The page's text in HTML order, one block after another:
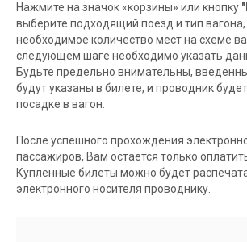
Нажмите на значок «корзины» или кнопку
выберите подходящий поезд и тип вагона,
необходимое количество мест на схеме
следующем шаге необходимо указать
Будьте предельно внимательны,
будут указаны в билете, и проводник
посадке в вагон.
После успешного прохождения
пассажиров, Вам остается только
Купленные билеты можно будет
электронного носителя проводнику.